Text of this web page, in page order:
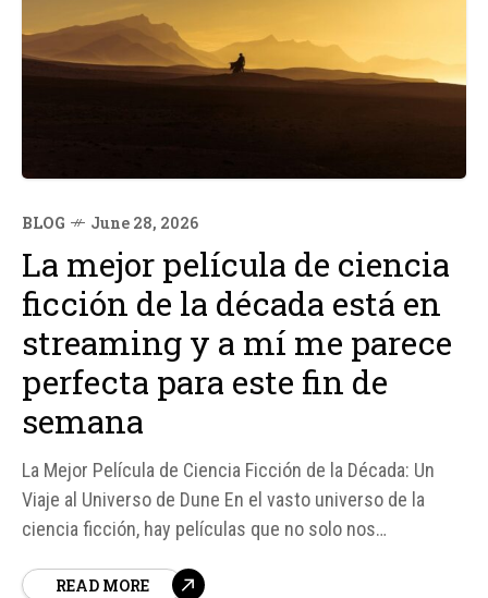
BLOG June 28, 2026
La mejor película de ciencia
ficción de la década está en
streaming y a mí me parece
perfecta para este fin de
semana
La Mejor Película de Ciencia Ficción de la Década: Un
Viaje al Universo de Dune En el vasto universo de la
ciencia ficción, hay películas que no solo nos
nos invitan a reflexionar sobre nuestra propia condición
READ MORE